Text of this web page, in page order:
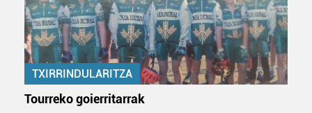
TXIRRINDULARITZA
Tourreko goierritarrak